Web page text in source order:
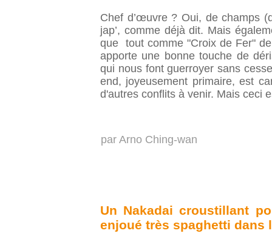
Chef d’œuvre ? Oui, de champs
jap’, comme déjà dit. Mais
que tout comme "Croix de Fer"
apporte une bonne touche de
qui nous font guerroyer sans
end, joyeusement primaire, est
d'autres conflits à venir. Mais ceci
par Arno Ching-wan
Un Nakadai croustillant
enjoué très spaghetti dans